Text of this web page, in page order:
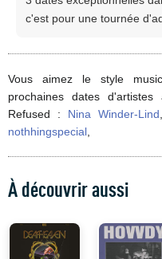
c'est pour une tournée
Vous aimez le style
prochaines dates
Refused : Nina Winder-Lind
nothhingspecial
À découvrir aussi